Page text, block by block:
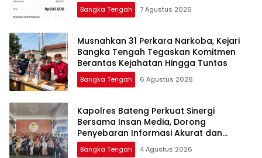
Bangka Tengah 7 Agustus 2026
Musnahkan 31 Perkara Narkoba, Kejari
Bangka Tengah Tegaskan Komitmen
Berantas Kejahatan Hingga Tuntas
Bangka Tengah 6 Agustus 2026
‎Kapolres Bateng Perkuat Sinergi
Bersama Insan Media, Dorong
Penyebaran Informasi Akurat dan
Layanan Polri 110
Bangka Tengah 4 Agustus 2026